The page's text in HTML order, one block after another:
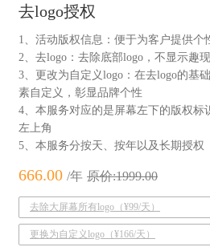
去logo授权
1、活动版权信息：便于为客户提供个
2、去logo：去除底部logo，不显示趣
3、更改为自定义logo：在去logo的基
素自定义，彰显品牌个性
4、本服务对应的是屏幕左下的版权标
左上角
5、本服务分按天、按年以及长期授权
666.00 /年 原价:1999.00
去除大屏幕所有logo（¥99/天）
更换为自定义logo（¥166/天）